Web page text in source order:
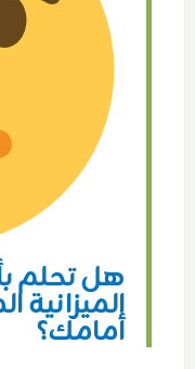
هل تحلم
أمامك؟